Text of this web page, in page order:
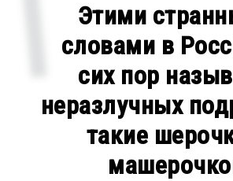
Этими
словами в
сих пор
неразлучных
такие